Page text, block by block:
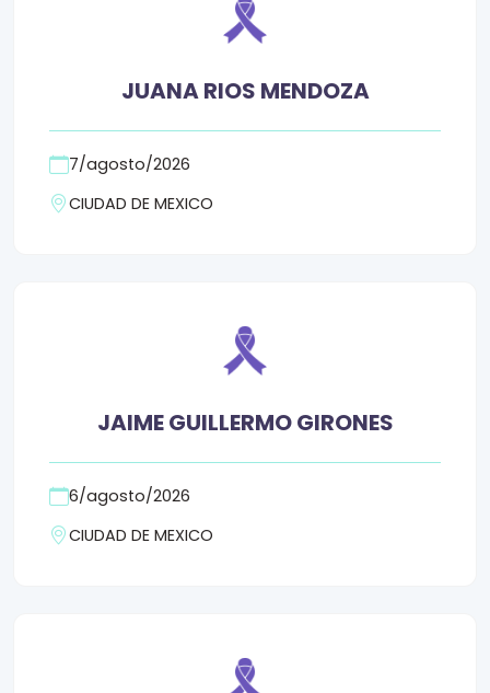
JUANA RIOS MENDOZA
7/agosto/2026
CIUDAD DE MEXICO
JAIME GUILLERMO GIRONES
6/agosto/2026
CIUDAD DE MEXICO